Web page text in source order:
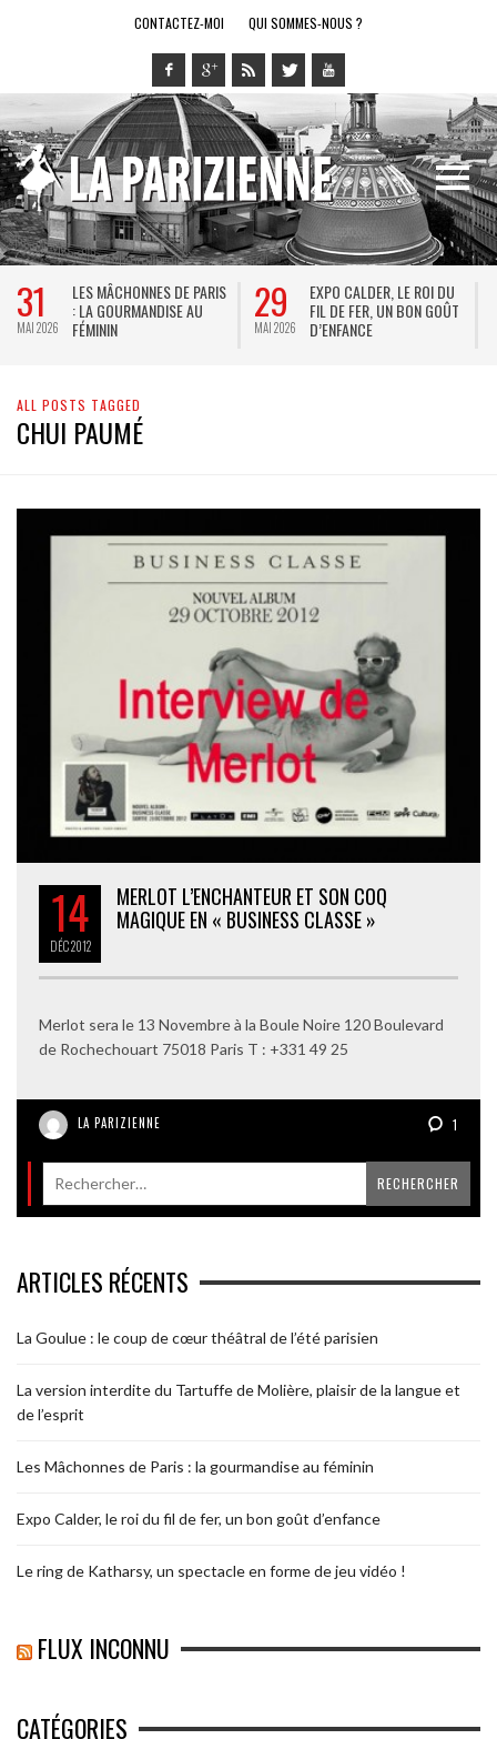
CONTACTEZ-MOI QUI SOMMES-NOUS ?
31
MAI 2026
LES MÂCHONNES DE PARIS
: LA GOURMANDISE AU
FÉMININ
29
MAI 2026
EXPO CALDER, LE ROI DU
FIL DE FER, UN BON GOÛT
D’ENFANCE
ALL POSTS TAGGED
CHUI PAUMÉ
14
DÉC2012
MERLOT L’ENCHANTEUR ET SON COQ
MAGIQUE EN « BUSINESS CLASSE »
Merlot sera le 13 Novembre à la Boule Noire 120 Boulevard
de Rochechouart 75018 Paris T : +331 49 25
LA PARIZIENNE 1
ARTICLES RÉCENTS
La Goulue : le coup de cœur théâtral de l’été parisien
La version interdite du Tartuffe de Molière, plaisir de la langue et
de l’esprit
Les Mâchonnes de Paris : la gourmandise au féminin
Expo Calder, le roi du fil de fer, un bon goût d’enfance
Le ring de Katharsy, un spectacle en forme de jeu vidéo !
FLUX INCONNU
CATÉGORIES